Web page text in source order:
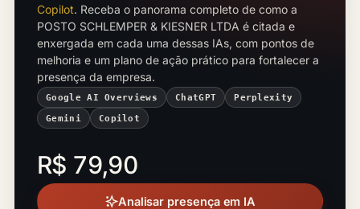
Copilot. Receba o panorama completo de como a
POSTO SCHLEMPER & KIESNER LTDA é citada e
enxergada em cada uma dessas IAs, com pontos de
melhoria e um plano de ação prático para fortalecer a
presença da empresa.
Google AI Overviews ChatGPT Perplexity
Gemini Copilot
R$ 79,90
Analisar presença em IA